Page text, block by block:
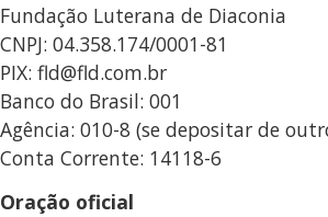
Fundação Luterana de Diaconia
CNPJ: 04.358.174/0001-81
PIX: fld@fld.com.br
Banco do Brasil: 001
Agência: 010-8 (se depositar de
Conta Corrente: 14118-6
Oração oficial